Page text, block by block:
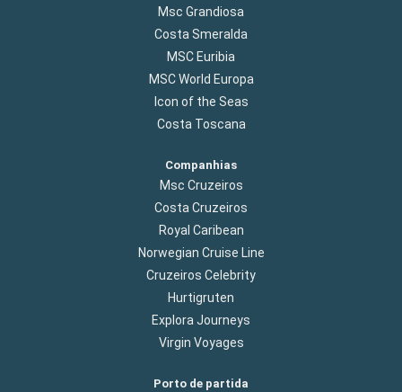
Msc Grandiosa
Costa Smeralda
MSC Euribia
MSC World Europa
Icon of the Seas
Costa Toscana
Companhias
Msc Cruzeiros
Costa Cruzeiros
Royal Caribean
Norwegian Cruise Line
Cruzeiros Celebrity
Hurtigruten
Explora Journeys
Virgin Voyages
Porto de partida